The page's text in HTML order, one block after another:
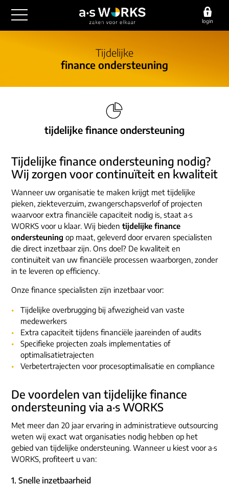
login
financiële administratie
salarisadministratie
HR/payroll traineeship
optimalisatie
functioneel beheer
overige diensten
vacatures
communicatie
outsourcing
detachering
consultancy
over ons
werken bij
onze experts
ons dna
contact
vestigingen
e-mail/telefoon
social media
Tijdelijke
finance ondersteuning
tijdelijke finance ondersteuning
Tijdelijke finance ondersteuning nodig?
Wij zorgen voor continuïteit en kwaliteit
Wanneer uw organisatie te maken krijgt met tijdelijke
pieken, ziekteverzuim, zwangerschapsverlof of projecten
waarvoor extra financiële capaciteit nodig is, staat a·s
WORKS voor u klaar. Wij bieden tijdelijke finance
ondersteuning op maat, geleverd door ervaren specialisten
die direct inzetbaar zijn. Ons doel? De kwaliteit en
continuïteit van uw financiële processen waarborgen, zonder
in te leveren op efficiency.
Onze finance specialisten zijn inzetbaar voor:
Tijdelijke overbrugging bij afwezigheid van vaste
medewerkers
Extra capaciteit tijdens financiële jaareinden of audits
Specifieke projecten zoals implementaties of
optimalisatietrajecten
Verbetertrajecten voor procesoptimalisatie en compliance
De voordelen van tijdelijke finance
ondersteuning via a·s WORKS
Met meer dan 20 jaar ervaring in administratieve outsourcing
weten wij exact wat organisaties nodig hebben op het
gebied van tijdelijke ondersteuning. Wanneer u kiest voor a·s
WORKS, profiteert u van:
1. Snelle inzetbaarheid